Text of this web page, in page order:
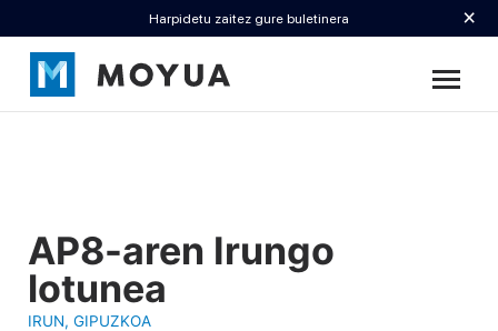
Harpidetu zaitez gure buletinera ×
AP8-aren Irungo
lotunea
IRUN, GIPUZKOA